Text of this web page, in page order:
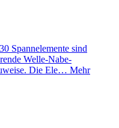
Spannelemente sind
Welle-Nabe-
Die Ele… Mehr